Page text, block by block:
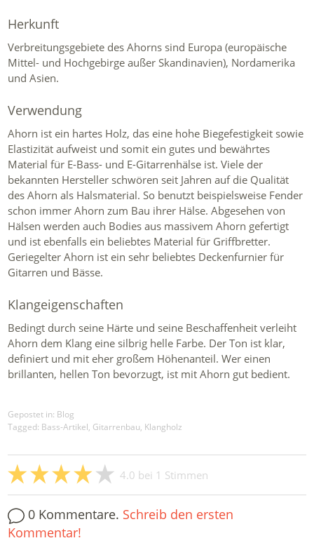
Herkunft
Verbreitungsgebiete des Ahorns sind Europa (europäische
Mittel- und Hochgebirge außer Skandinavien), Nordamerika
und Asien.
Verwendung
Ahorn ist ein hartes Holz, das eine hohe Biegefestigkeit sowie
Elastizität aufweist und somit ein gutes und bewährtes
Material für E-Bass- und E-Gitarrenhälse ist. Viele der
bekannten Hersteller schwören seit Jahren auf die Qualität
des Ahorn als Halsmaterial. So benutzt beispielsweise Fender
schon immer Ahorn zum Bau ihrer Hälse. Abgesehen von
Hälsen werden auch Bodies aus massivem Ahorn gefertigt
und ist ebenfalls ein beliebtes Material für Griffbretter.
Geriegelter Ahorn ist ein sehr beliebtes Deckenfurnier für
Gitarren und Bässe.
Klangeigenschaften
Bedingt durch seine Härte und seine Beschaffenheit verleiht
Ahorn dem Klang eine silbrig helle Farbe. Der Ton ist klar,
definiert und mit eher großem Höhenanteil. Wer einen
brillanten, hellen Ton bevorzugt, ist mit Ahorn gut bedient.
Gepostet in: Blog
Tagged: Bass-Artikel, Gitarrenbau, Klangholz
4.0 bei 1 Stimmen
0 Kommentare. Schreib den ersten
Kommentar!